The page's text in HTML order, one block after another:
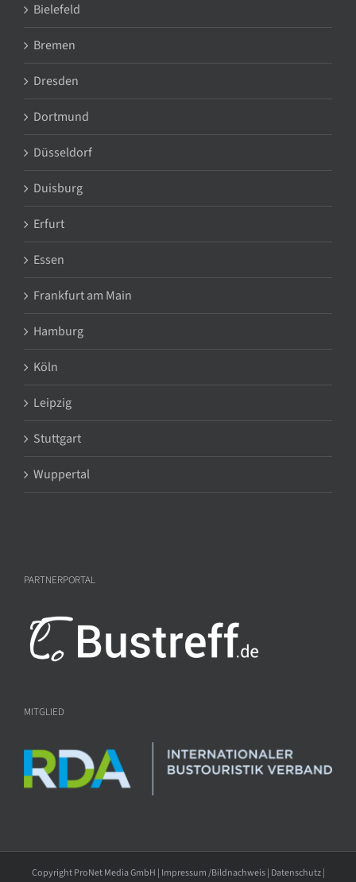
Bielefeld
Bremen
Dresden
Dortmund
Düsseldorf
Duisburg
Erfurt
Essen
Frankfurt am Main
Hamburg
Köln
Leipzig
Stuttgart
Wuppertal
PARTNERPORTAL
MITGLIED
Copyright ProNet Media GmbH | Impressum /Bildnachweis| Datenschutz|